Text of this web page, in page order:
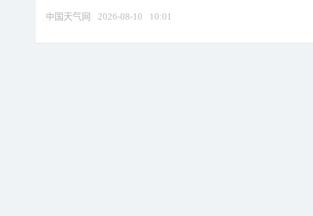
中国天气网 2026-08-10 10:01